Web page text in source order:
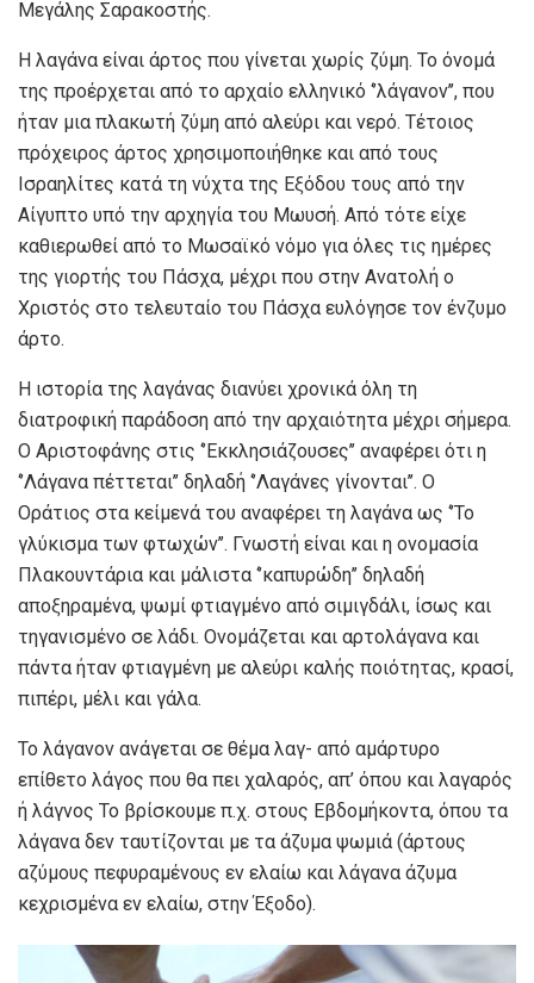
Μεγάλης Σαρακοστής.
Η λαγάνα είναι άρτος που γίνεται χωρίς ζύμη. Το όνομά
της προέρχεται από το αρχαίο ελληνικό ‘’λάγανον’’, που
ήταν μια πλακωτή ζύμη από αλεύρι και νερό. Τέτοιος
πρόχειρος άρτος χρησιμοποιήθηκε και από τους
Ισραηλίτες κατά τη νύχτα της Εξόδου τους από την
Αίγυπτο υπό την αρχηγία του Μωυσή. Από τότε είχε
καθιερωθεί από το Μωσαϊκό νόμο για όλες τις ημέρες
της γιορτής του Πάσχα, μέχρι που στην Ανατολή ο
Χριστός στο τελευταίο του Πάσχα ευλόγησε τον ένζυμο
άρτο.
Η ιστορία της λαγάνας διανύει χρονικά όλη τη
διατροφική παράδοση από την αρχαιότητα μέχρι σήμερα.
Ο Αριστοφάνης στις ‘’Εκκλησιάζουσες’’ αναφέρει ότι η
‘’Λάγανα πέττεται’’ δηλαδή ‘’Λαγάνες γίνονται’’. Ο
Οράτιος στα κείμενά του αναφέρει τη λαγάνα ως ‘’Το
γλύκισμα των φτωχών’’. Γνωστή είναι και η ονομασία
Πλακουντάρια και μάλιστα ‘’καπυρώδη’’ δηλαδή
αποξηραμένα, ψωμί φτιαγμένο από σιμιγδάλι, ίσως και
τηγανισμένο σε λάδι. Ονομάζεται και αρτολάγανα και
πάντα ήταν φτιαγμένη με αλεύρι καλής ποιότητας, κρασί,
πιπέρι, μέλι και γάλα.
Το λάγανον ανάγεται σε θέμα λαγ- από αμάρτυρο
επίθετο λάγος που θα πει χαλαρός, απ’ όπου και λαγαρός
ή λάγνος Το βρίσκουμε π.χ. στους Εβδομήκοντα, όπου τα
λάγανα δεν ταυτίζονται με τα άζυμα ψωμιά (άρτους
αζύμους πεφυραμένους εν ελαίω και λάγανα άζυμα
κεχρισμένα εν ελαίω, στην Έξοδο).